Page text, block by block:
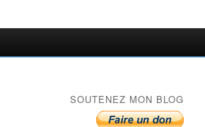
SOUTENEZ MON BLOG